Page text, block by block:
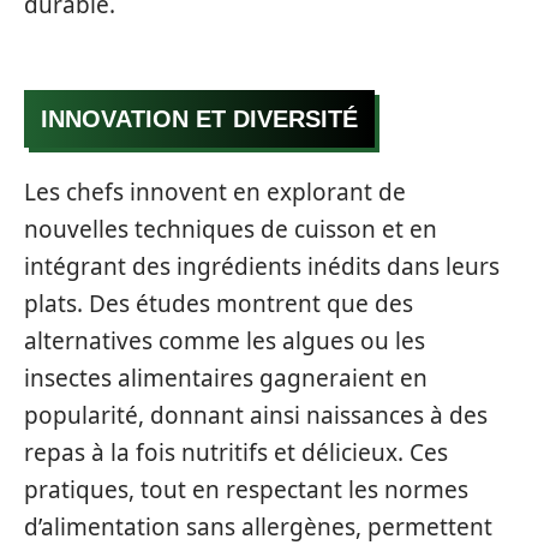
INNOVATION ET DIVERSITÉ
Les chefs innovent en explorant de
nouvelles techniques de cuisson et en
intégrant des ingrédients inédits dans leurs
plats. Des études montrent que des
alternatives comme les algues ou les
insectes alimentaires gagneraient en
popularité, donnant ainsi naissances à des
repas à la fois nutritifs et délicieux. Ces
pratiques, tout en respectant les normes
d’alimentation sans allergènes, permettent